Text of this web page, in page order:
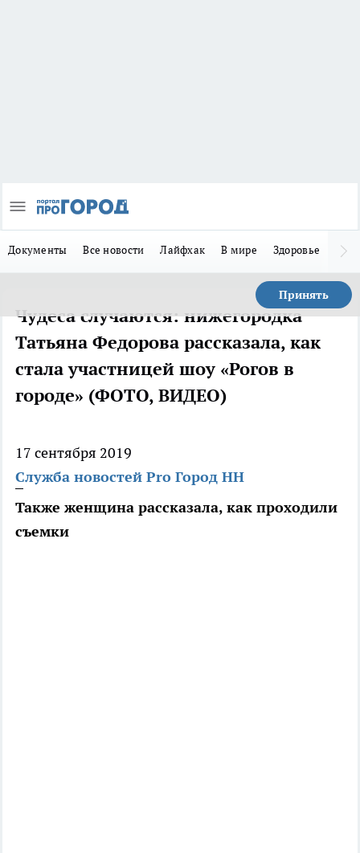
Документы Все новости Лайфхак В мире Здоровье
Принять
Чудеса случаются: нижегородка
Татьяна Федорова рассказала, как
стала участницей шоу «Рогов в
городе» (ФОТО, ВИДЕО)
17 сентября 2019
Служба новостей Pro Город НН
Также женщина рассказала, как проходили
съемки